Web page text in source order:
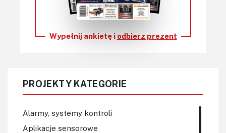
Wypełnij ankietę i odbierz prezent
PROJEKTY KATEGORIE
Alarmy, systemy kontroli
Aplikacje sensorowe